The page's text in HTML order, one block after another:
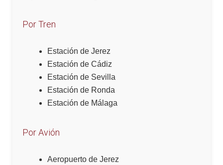
Por Tren
Estación de Jerez
Estación de Cádiz
Estación de Sevilla
Estación de Ronda
Estación de Málaga
Por Avión
Aeropuerto de Jerez